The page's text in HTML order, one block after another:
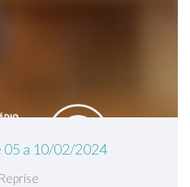
05 a 10/02/2024
Reprise